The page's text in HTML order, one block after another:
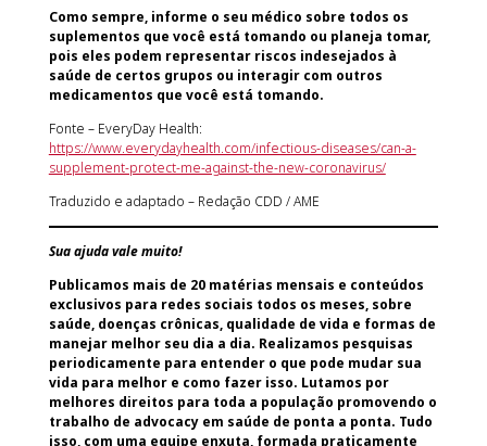
Como sempre, informe o seu médico sobre todos os
suplementos que você está tomando ou planeja tomar,
pois eles podem representar riscos indesejados à
saúde de certos grupos ou interagir com outros
medicamentos que você está tomando.
Fonte – EveryDay Health:
https://www.everydayhealth.com/infectious-diseases/can-a-
supplement-protect-me-against-the-new-coronavirus/
Traduzido e adaptado – Redação CDD / AME
Sua ajuda vale muito!
Publicamos mais de 20 matérias mensais e conteúdos
exclusivos para redes sociais todos os meses, sobre
saúde, doenças crônicas, qualidade de vida e formas de
manejar melhor seu dia a dia. Realizamos pesquisas
periodicamente para entender o que pode mudar sua
vida para melhor e como fazer isso. Lutamos por
melhores direitos para toda a população promovendo o
trabalho de advocacy em saúde de ponta a ponta. Tudo
isso, com uma equipe enxuta, formada praticamente